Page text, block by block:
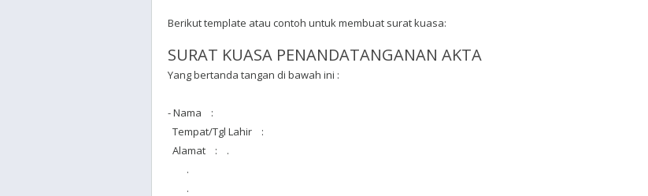
Berikut template atau contoh untuk membuat surat kuasa:
SURAT KUASA PENANDATANGANAN AKTA
Yang bertanda tangan di bawah ini :
- Nama :
Tempat/Tgl Lahir :
Alamat : .
.
.